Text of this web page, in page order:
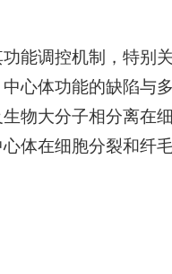
能调控机制，特别
心体功能的缺陷与
物大分子相分离在
体在细胞分裂和纤